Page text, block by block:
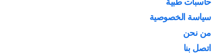
سياسة الخصوصية
من نحن
اتصل بنا